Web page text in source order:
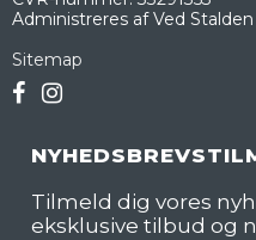
Administreres af Ved Stalden
Sitemap
Tilmeld dig vores
eksklusive tilbud og